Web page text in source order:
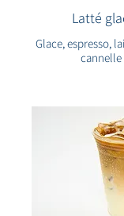
Latté
Glace, espresso,